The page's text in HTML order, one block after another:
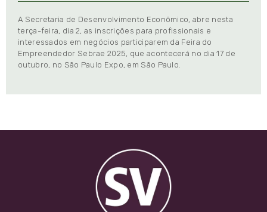
A Secretaria de Desenvolvimento Econômico, abre nesta
terça-feira, dia 2, as inscrições para profissionais e
interessados em negócios participarem da Feira do
Empreendedor Sebrae 2025, que acontecerá no dia 17 de
outubro, no São Paulo Expo, em São Paulo.